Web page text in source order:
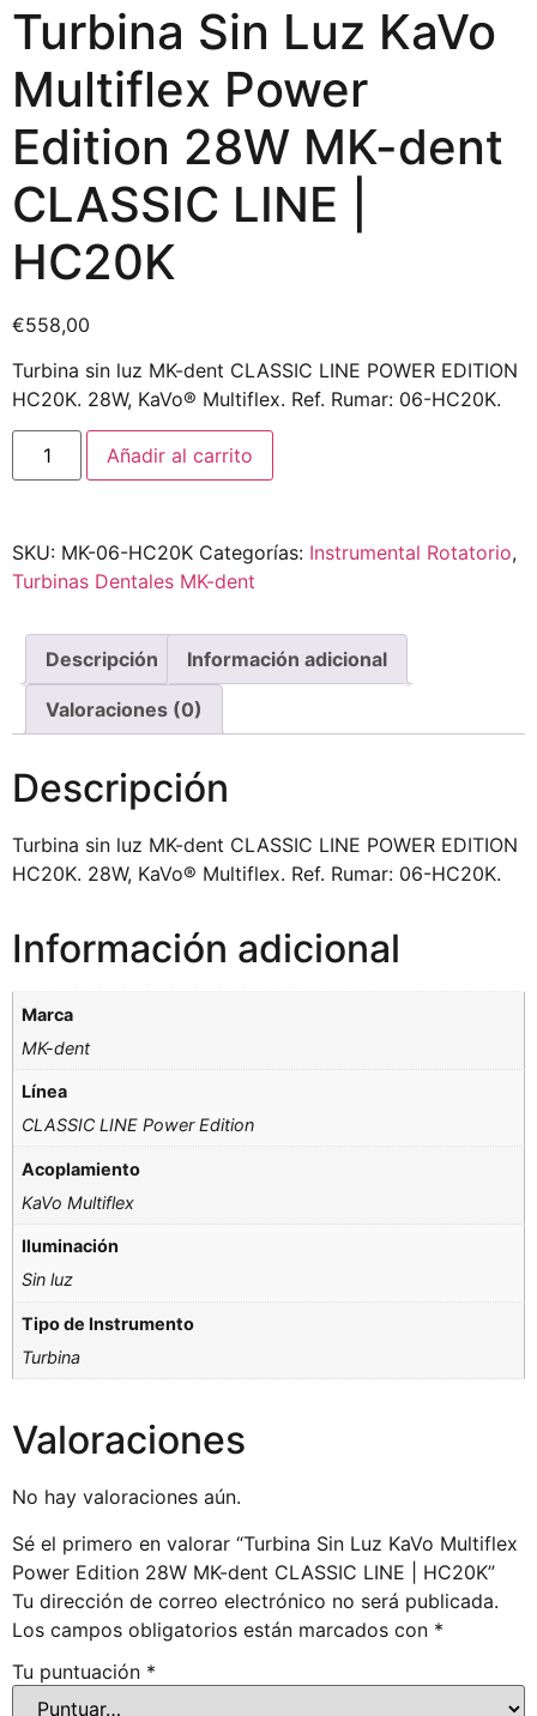
Turbina Sin Luz KaVo
Multiflex Power
Edition 28W MK-dent
CLASSIC LINE |
HC20K
€558,00
Turbina sin luz MK-dent CLASSIC LINE POWER EDITION
HC20K. 28W, KaVo® Multiflex. Ref. Rumar: 06-HC20K.
Añadir al carrito
SKU: MK-06-HC20K Categorías: Instrumental Rotatorio,
Turbinas Dentales MK-dent
Descripción Información adicional
Valoraciones (0)
Descripción
Turbina sin luz MK-dent CLASSIC LINE POWER EDITION
HC20K. 28W, KaVo® Multiflex. Ref. Rumar: 06-HC20K.
Información adicional
Marca
MK-dent
Línea
CLASSIC LINE Power Edition
Acoplamiento
KaVo Multiflex
Iluminación
Sin luz
Tipo de Instrumento
Turbina
Valoraciones
No hay valoraciones aún.
Sé el primero en valorar “Turbina Sin Luz KaVo Multiflex
Power Edition 28W MK-dent CLASSIC LINE | HC20K”
Tu dirección de correo electrónico no será publicada.
Los campos obligatorios están marcados con *
Tu puntuación *